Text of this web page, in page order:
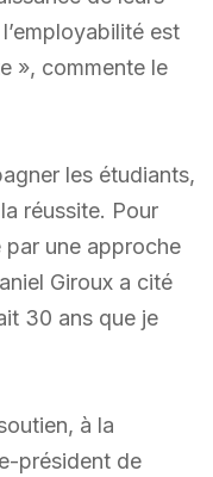
est
», commente le
les étudiants,
réussite. Pour
une approche
Giroux a cité
30 ans que je
à la
président de